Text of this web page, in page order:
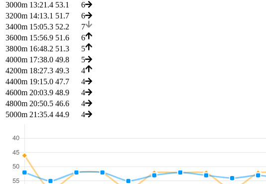
3000m 13:21.4 53.1
6
3200m 14:13.1 51.7
6
3400m 15:05.3 52.2
7
3600m 15:56.9 51.6
6
3800m 16:48.2 51.3
5
4000m 17:38.0 49.8
5
4200m 18:27.3 49.3
4
4400m 19:15.0 47.7
4
4600m 20:03.9 48.9
4
4800m 20:50.5 46.6
4
5000m 21:35.4 44.9 4